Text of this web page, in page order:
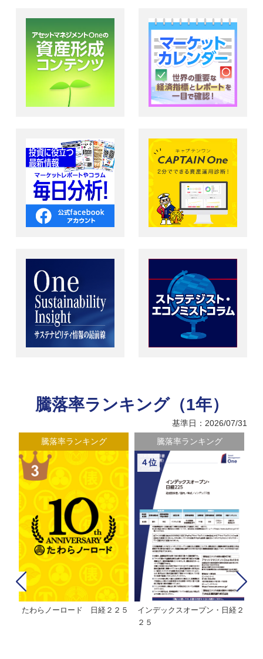
騰落率ランキング（1年）
基準日：2026/07/31
騰落率ランキング
たわらノーロード 日経２２５
騰落率ランキング
４位
インデックスオープン・日経２
２５